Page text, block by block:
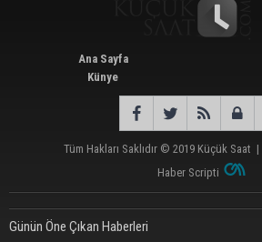
Ana Sayfa
Künye
Tüm Hakları Saklıdır © 2019 Küçük Saat |
Haber Scripti
Günün Öne Çıkan Haberleri